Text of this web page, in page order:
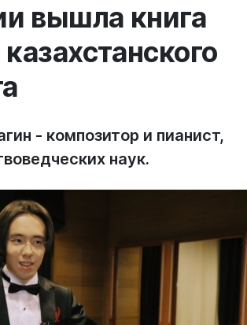
вышла книга
- композитор и пианист,
наук.